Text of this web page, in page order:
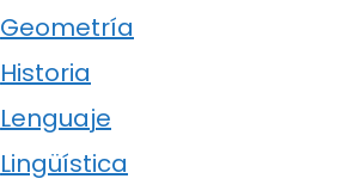
Geometría
Historia
Lenguaje
Lingüística